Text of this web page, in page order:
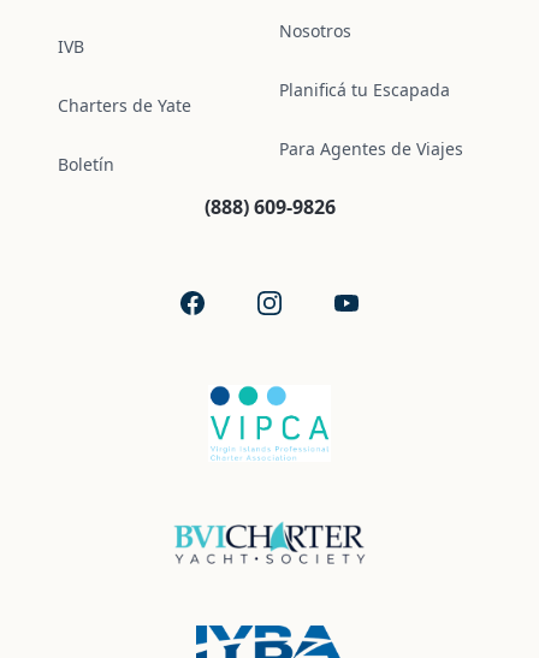
IVB
Charters de Yate
Boletín
Nosotros
Planificá tu Escapada
Para Agentes de Viajes
(888) 609-9826
FacebookInstagramYouTube